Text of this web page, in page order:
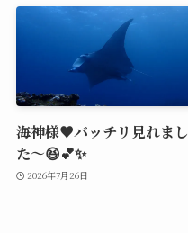
海神様♥️バッチリ見れまし
た～😆💕✨
2026年7月26日